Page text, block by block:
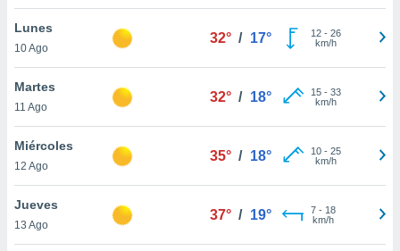
de
cookies
aceptar
Lunes
10 Ago
32° / 17° 12- 26
km/h
Martes
11 Ago
32° / 18° 15- 33
km/h
Miércoles
12 Ago
35° / 18° 10- 25
km/h
Jueves
13 Ago
37° / 19° 7- 18
km/h